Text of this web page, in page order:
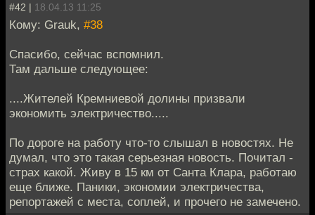
#42 | 18.04.13 11:25
Кому: Grauk, #38
Спасибо, сейчас вспомнил.
Там дальше следующее:
....Жителей Кремниевой долины призвали
экономить электричество.....
По дороге на работу что-то слышал в новостях. Не
думал, что это такая серьезная новость. Почитал -
страх какой. Живу в 15 км от Санта Клара, работаю
еще ближе. Паники, экономии электричества,
репортажей с места, соплей, и прочего не замечено.